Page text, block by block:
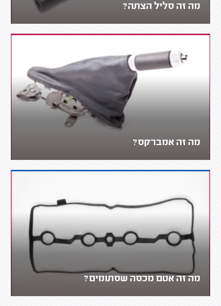
מה זה סליל הצתה?
מה זה אמברקס?
מה זה אטם מכסה שסתומים?